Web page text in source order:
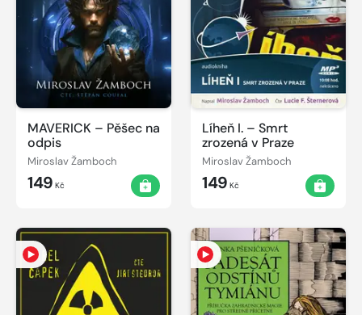
MAVERICK – Pěšec na
odpis
Miroslav Žamboch
149 Kč
Líheň I. – Smrt
zrozená v Praze
Miroslav Žamboch
149 Kč